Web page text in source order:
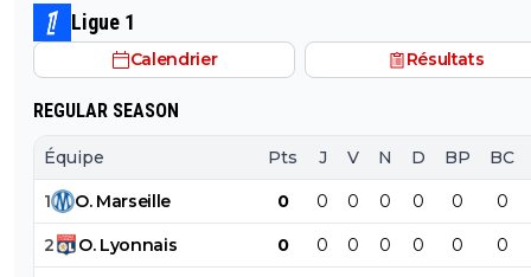
départ de lee et qu il a le profil recherché de milieu
avec des stats de plus de 20 passes et plus de 10 buts
matchs, sans parler de sa dernière campagne de ldc où
plutôt très bien joué.
Ligue 1
Calendrier Résultats
REGULAR SEASON
Équipe Pts J V N D BP BC
1 O. Marseille 0 0 0 0 0 0 0
2 O. Lyonnais 0 0 0 0 0 0 0